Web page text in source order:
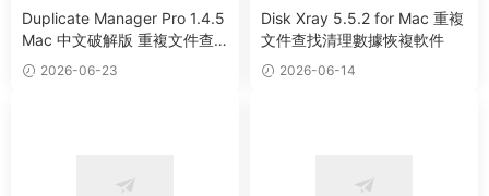
Duplicate Manager Pro 1.4.5
Mac 中文破解版 重複文件查
找清理工具
2026-06-23
Disk Xray 5.5.2 for Mac 重複
文件查找清理數據恢複軟件
2026-06-14